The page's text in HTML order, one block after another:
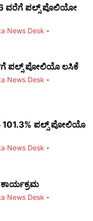
ವರೆಗೆ ಪಲ್ಸ್ ಪೊಲಿಯೋ
News Desk -
ಪಲ್ಸ್ ಪೋಲಿಯೊ ಲಸಿಕೆ
News Desk -
101.3% ಪಲ್ಸ್ ಪೋಲಿಯೊ
News Desk -
News Desk -